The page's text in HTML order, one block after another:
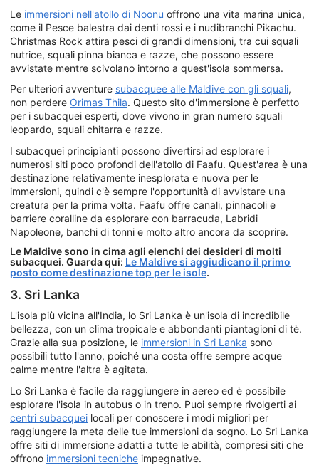
Le immersioni nell'atollo di Noonu offrono una vita marina unica,
come il Pesce balestra dai denti rossi e i nudibranchi Pikachu.
Christmas Rock attira pesci di grandi dimensioni, tra cui squali
nutrice, squali pinna bianca e razze, che possono essere
avvistate mentre scivolano intorno a quest'isola sommersa.
Per ulteriori avventure subacquee alle Maldive con gli squali,
non perdere Orimas Thila. Questo sito d'immersione è perfetto
per i subacquei esperti, dove vivono in gran numero squali
leopardo, squali chitarra e razze.
I subacquei principianti possono divertirsi ad esplorare i
numerosi siti poco profondi dell'atollo di Faafu. Quest'area è una
destinazione relativamente inesplorata e nuova per le
immersioni, quindi c'è sempre l'opportunità di avvistare una
creatura per la prima volta. Faafu offre canali, pinnacoli e
barriere coralline da esplorare con barracuda, Labridi
Napoleone, banchi di tonni e molto altro ancora da scoprire.
Le Maldive sono in cima agli elenchi dei desideri di molti
subacquei. Guarda qui: Le Maldive si aggiudicano il primo
posto come destinazione top per le isole.
3. Sri Lanka
L'isola più vicina all'India, lo Sri Lanka è un'isola di incredibile
bellezza, con un clima tropicale e abbondanti piantagioni di tè.
Grazie alla sua posizione, le immersioni in Sri Lanka sono
possibili tutto l'anno, poiché una costa offre sempre acque
calme mentre l'altra è agitata.
Lo Sri Lanka è facile da raggiungere in aereo ed è possibile
esplorare l'isola in autobus o in treno. Puoi sempre rivolgerti ai
centri subacquei locali per conoscere i modi migliori per
raggiungere la meta delle tue immersioni da sogno. Lo Sri Lanka
offre siti di immersione adatti a tutte le abilità, compresi siti che
offrono immersioni tecniche impegnative.